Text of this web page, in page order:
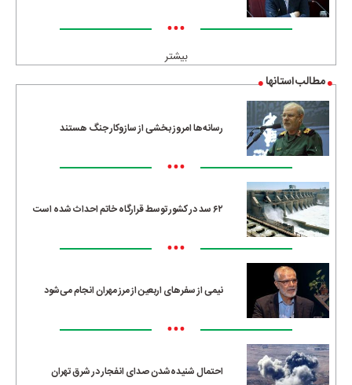
•••
بیشتر
مطالب استانها
رسانه‌ها امروز بخشی از سازوکار جنگ هستند
•••
۶۲ سد در کشور توسط قرارگاه خاتم احداث شده است
•••
نیمی از سفرهای اربعین از مرز مهران انجام می‌شود
•••
احتمال شنیده‌شدن صدای انفجار در شرق تهران